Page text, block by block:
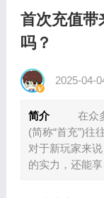
首次充值带
吗？
2025-04-
简介
在众多
(简称“首充”)往
对于新玩家来
的实力，还能享